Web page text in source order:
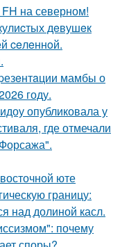
на северном!
дeвушeк
ceлeннoй.
мамбы о
году.
опубликовала у
где отмечали
юте
границу:
над долиной касл.
почему